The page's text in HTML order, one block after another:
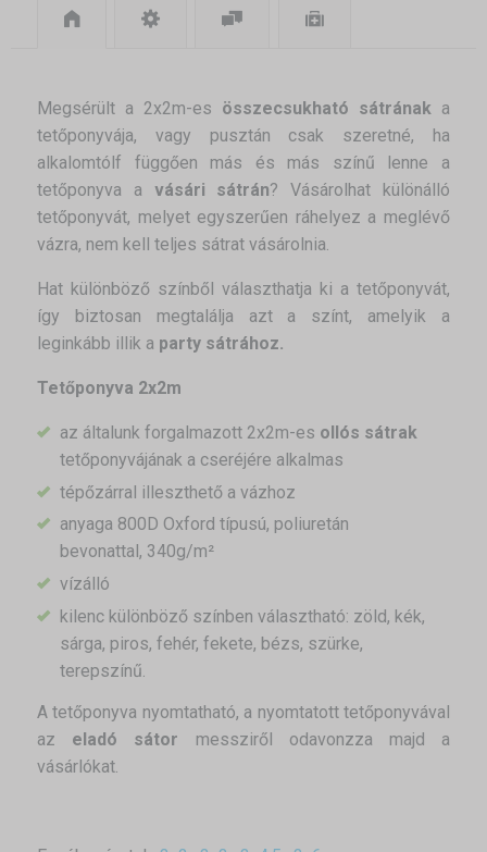
Megsérült a 2x2m-es összecsukható sátrának a
tetőponyvája, vagy pusztán csak szeretné, ha
alkalomtólf függően más és más színű lenne a
tetőponyva a vásári sátrán? Vásárolhat különálló
tetőponyvát, melyet egyszerűen ráhelyez a meglévő
vázra, nem kell teljes sátrat vásárolnia.
Hat különböző színből választhatja ki a tetőponyvát,
így biztosan megtalálja azt a színt, amelyik a
leginkább illik a party sátrához.
Tetőponyva 2x2m
az általunk forgalmazott 2x2m-es ollós sátrak
tetőponyvájának a cseréjére alkalmas
tépőzárral illeszthető a vázhoz
anyaga 800D Oxford típusú, poliuretán
bevonattal, 340g/m²
vízálló
kilenc különböző színben választható: zöld, kék,
sárga, piros, fehér, fekete, bézs, szürke,
terepszínű.
A tetőponyva nyomtatható, a nyomtatott tetőponyvával
az eladó sátor messziről odavonzza majd a
vásárlókat.